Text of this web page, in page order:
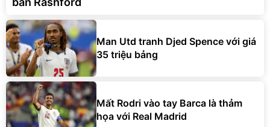
Man Utd tranh Djed Spence với giá
35 triệu bảng
Mất Rodri vào tay Barca là thảm
họa với Real Madrid